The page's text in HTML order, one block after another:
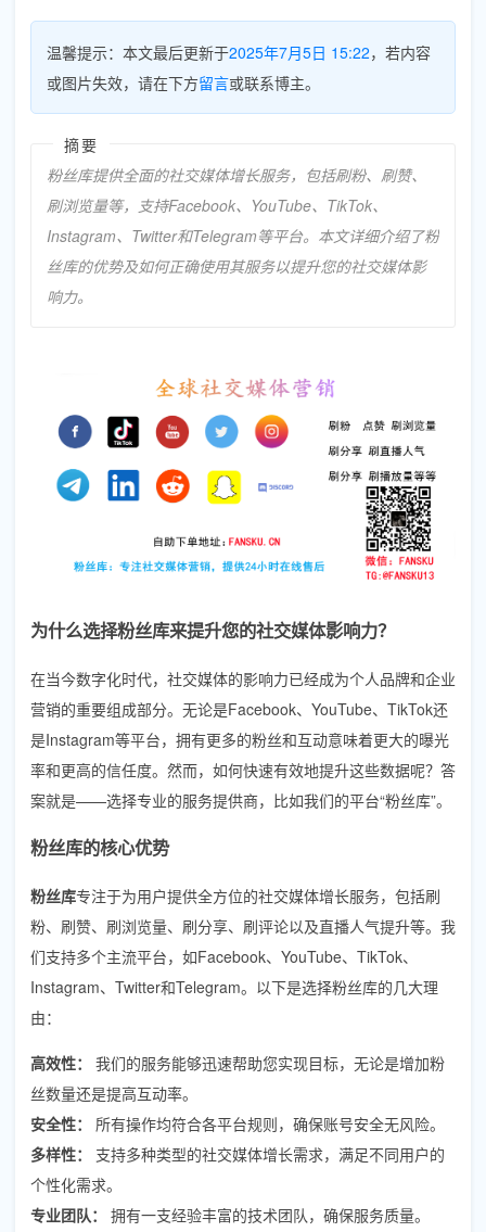
温馨提示：本文最后更新于2025年7月5日 15:22，若内容
或图片失效，请在下方留言或联系博主。
摘要
粉丝库提供全面的社交媒体增长服务，包括刷粉、刷赞、
刷浏览量等，支持Facebook、YouTube、TikTok、
Instagram、Twitter和Telegram等平台。本文详细介绍了粉
丝库的优势及如何正确使用其服务以提升您的社交媒体影
响力。
为什么选择粉丝库来提升您的社交媒体影响力？
在当今数字化时代，社交媒体的影响力已经成为个人品牌和企业
营销的重要组成部分。无论是Facebook、YouTube、TikTok还
是Instagram等平台，拥有更多的粉丝和互动意味着更大的曝光
率和更高的信任度。然而，如何快速有效地提升这些数据呢？答
案就是——选择专业的服务提供商，比如我们的平台“粉丝库”。
粉丝库的核心优势
粉丝库专注于为用户提供全方位的社交媒体增长服务，包括刷
粉、刷赞、刷浏览量、刷分享、刷评论以及直播人气提升等。我
们支持多个主流平台，如Facebook、YouTube、TikTok、
Instagram、Twitter和Telegram。以下是选择粉丝库的几大理
由：
高效性：
我们的服务能够迅速帮助您实现目标，无论是增加粉
丝数量还是提高互动率。
安全性：
所有操作均符合各平台规则，确保账号安全无风险。
多样性：
支持多种类型的社交媒体增长需求，满足不同用户的
个性化需求。
专业团队：
拥有一支经验丰富的技术团队，确保服务质量。